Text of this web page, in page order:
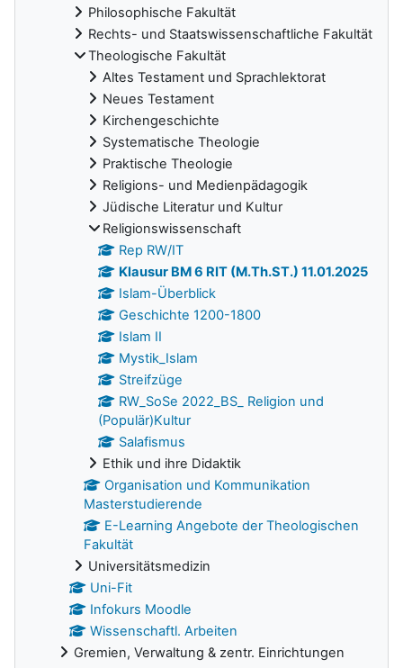
Philosophische Fakultät
Rechts- und Staatswissenschaftliche Fakultät
Theologische Fakultät
Altes Testament und Sprachlektorat
Neues Testament
Kirchengeschichte
Systematische Theologie
Praktische Theologie
Religions- und Medienpädagogik
Jüdische Literatur und Kultur
Religionswissenschaft
Rep RW/IT
Klausur BM 6 RIT (M.Th.ST.) 11.01.2025
Islam-Überblick
Geschichte 1200-1800
Islam II
Mystik_Islam
Streifzüge
RW_SoSe 2022_BS_ Religion und
(Populär)Kultur
Salafismus
Ethik und ihre Didaktik
Organisation und Kommunikation
Masterstudierende
E-Learning Angebote der Theologischen
Fakultät
Universitätsmedizin
Uni-Fit
Infokurs Moodle
Wissenschaftl. Arbeiten
Gremien, Verwaltung & zentr. Einrichtungen